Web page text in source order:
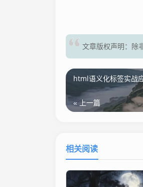
文章版权声明：除
html语义化标签实战
« 上一篇
相关阅读